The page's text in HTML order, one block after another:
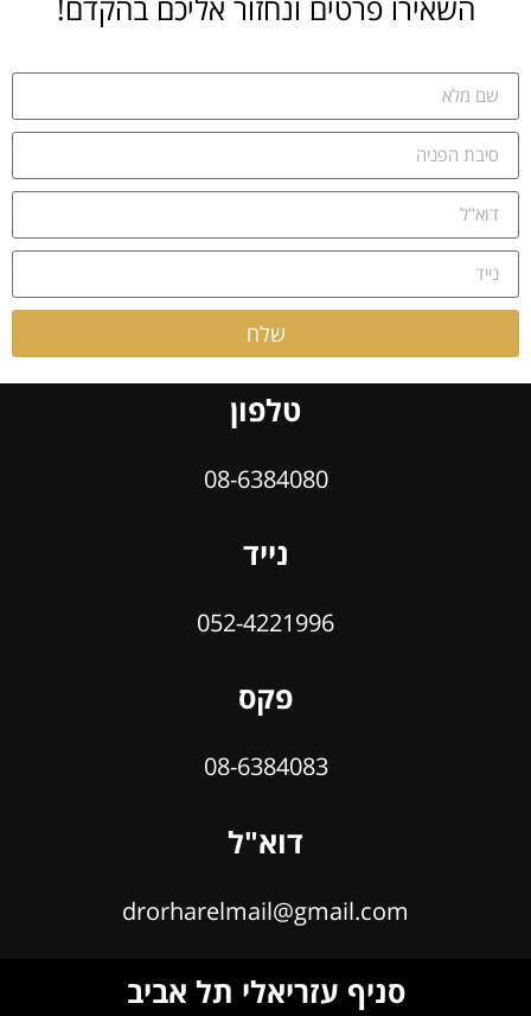
השאירו פרטים ונחזור אליכם בהקדם!
שלח
טלפון
08-6384080
נייד
052-4221996
פקס
08-6384083
דוא"ל
drorharelmail@gmail.com
סניף עזריאלי תל אביב